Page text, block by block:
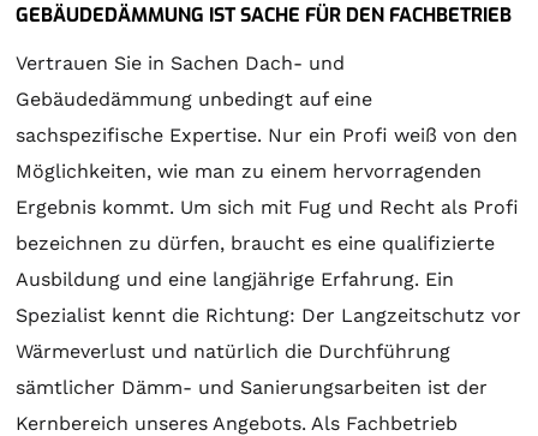
GEBÄUDEDÄMMUNG IST SACHE FÜR DEN FACHBETRIEB
Vertrauen Sie in Sachen Dach- und
Gebäudedämmung unbedingt auf eine
sachspezifische Expertise. Nur ein Profi weiß von den
Möglichkeiten, wie man zu einem hervorragenden
Ergebnis kommt. Um sich mit Fug und Recht als Profi
bezeichnen zu dürfen, braucht es eine qualifizierte
Ausbildung und eine langjährige Erfahrung. Ein
Spezialist kennt die Richtung: Der Langzeitschutz vor
Wärmeverlust und natürlich die Durchführung
sämtlicher Dämm- und Sanierungsarbeiten ist der
Kernbereich unseres Angebots. Als Fachbetrieb